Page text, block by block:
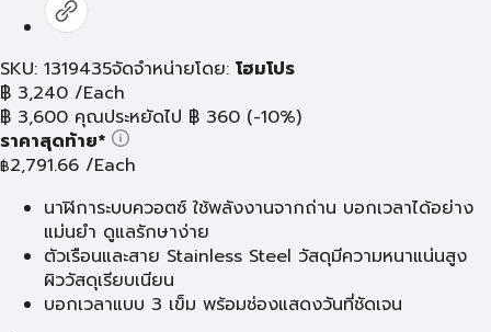
SKU: 1319435จัดจำหน่ายโดย: โฮมโปร
฿ 3,240 /Each
฿ 3,600 คุณประหยัดไป ฿ 360 (-10%)
ราคาสุดท้าย*
฿2,791.66 /Each
นาฬิการะบบควอตซ์ ใช้พลังงานจากถ่าน บอกเวลาได้อย่าง
แม่นยำ ดูแลรักษาง่าย
ตัวเรือนและสาย Stainless Steel วัสดุมีความหนาแน่นสูง
ผิววัสดุเรียบเนียน
บอกเวลาแบบ 3 เข็ม พร้อมช่องแสดงวันที่ชัดเจน